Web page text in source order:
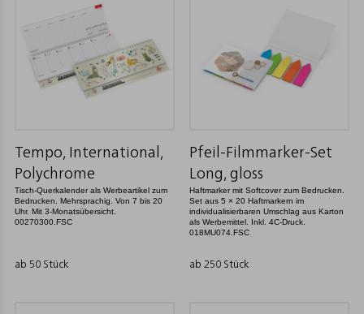
Tempo, International,
Polychrome
Tisch-Querkalender als Werbeartikel zum
Bedrucken. Mehrsprachig. Von 7 bis 20
Uhr. Mit 3-Monatsübersicht.
00270300.FSC
ab 50 Stück
Pfeil-Filmmarker-Set
Long, gloss
Haftmarker mit Softcover zum Bedrucken.
Set aus 5 × 20 Haftmarkern im
individualisierbaren Umschlag aus Karton
als Werbemittel. Inkl. 4C-Druck.
018MU074.FSC
ab 250 Stück